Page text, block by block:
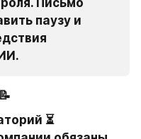
паузу и
⏳